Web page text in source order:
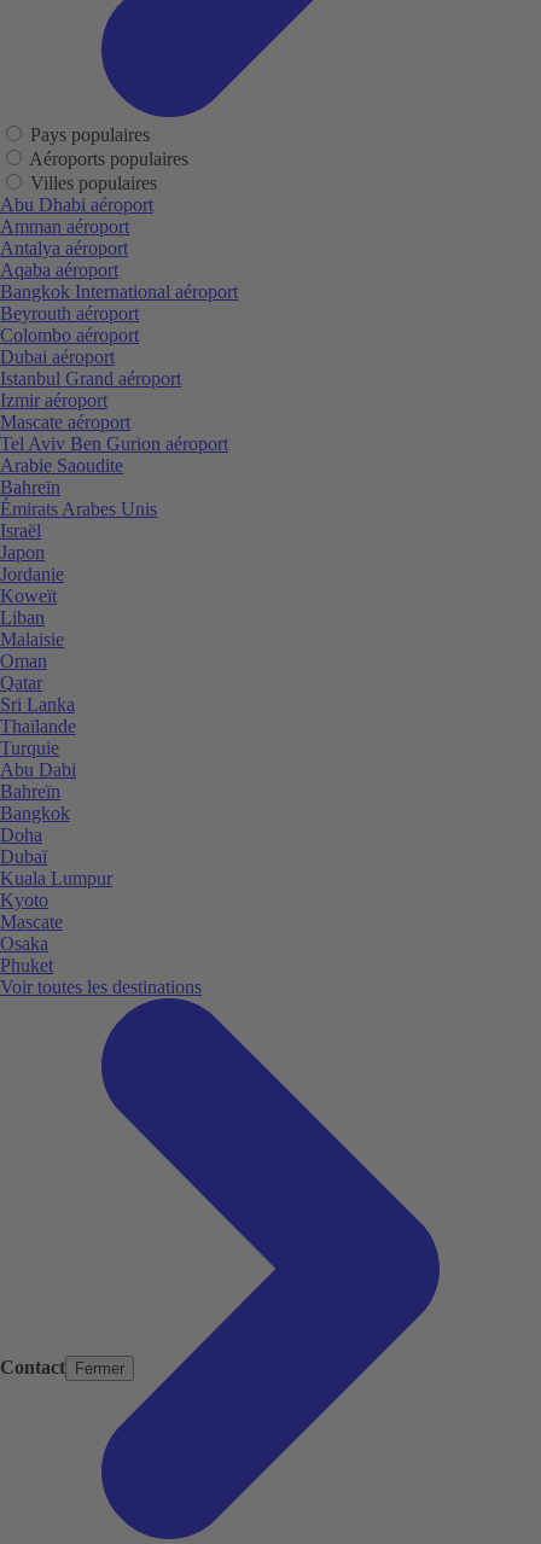
Contact Fermer
Pays populaires
Aéroports populaires
Villes populaires
Abu Dhabi aéroport
Amman aéroport
Antalya aéroport
Aqaba aéroport
Bangkok International aéroport
Beyrouth aéroport
Colombo aéroport
Dubai aéroport
Istanbul Grand aéroport
Izmir aéroport
Mascate aéroport
Tel Aviv Ben Gurion aéroport
Arabie Saoudite
Bahreïn
Émirats Arabes Unis
Israël
Japon
Jordanie
Koweït
Liban
Malaisie
Oman
Qatar
Sri Lanka
Thaïlande
Turquie
Abu Dabi
Bahreïn
Bangkok
Doha
Dubaï
Kuala Lumpur
Kyoto
Mascate
Osaka
Phuket
Voir toutes les destinations